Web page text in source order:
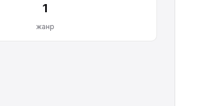
1
жанр